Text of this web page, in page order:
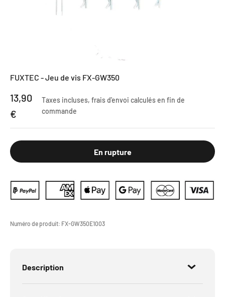
FUXTEC - Jeu de vis FX-GW350
Prix de vente
13,90
€
Taxes incluses, frais d'envoi calculésen fin de
commande
En rupture
Numéro de produit: FX-GW350E1003
Description